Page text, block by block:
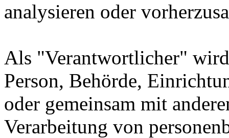
analysieren oder
Als "Verantwortlicher"
Person, Behörde,
oder gemeinsam mit
Verarbeitung von